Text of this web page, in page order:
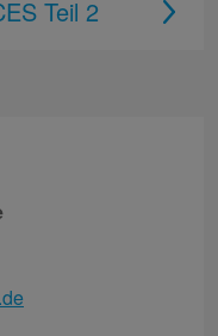
Teil 2